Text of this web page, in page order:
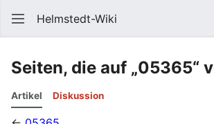
Helmstedt-Wiki
Seiten, die auf „05365“
Artikel Diskussion